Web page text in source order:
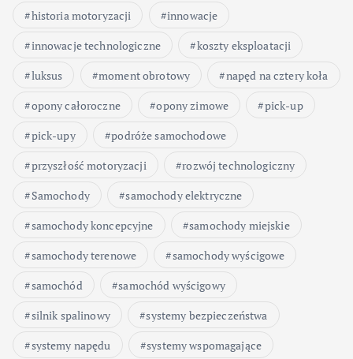
historia motoryzacji
innowacje
innowacje technologiczne
koszty eksploatacji
luksus
moment obrotowy
napęd na cztery koła
opony całoroczne
opony zimowe
pick-up
pick-upy
podróże samochodowe
przyszłość motoryzacji
rozwój technologiczny
Samochody
samochody elektryczne
samochody koncepcyjne
samochody miejskie
samochody terenowe
samochody wyścigowe
samochód
samochód wyścigowy
silnik spalinowy
systemy bezpieczeństwa
systemy napędu
systemy wspomagające